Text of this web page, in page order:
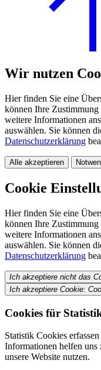
Wir nutzen
Hier finden Sie eine
können Ihre Zustimmung
weitere Informationen
auswählen. Sie können
Datenschutzerklärung
Alle akzeptieren
Cookie
Hier finden Sie eine
können Ihre Zustimmung
weitere Informationen
auswählen. Sie können
Datenschutzerklärung
Ich
Cookies für
Statistik Cookies
Informationen helfen uns
unsere Website nutzen.